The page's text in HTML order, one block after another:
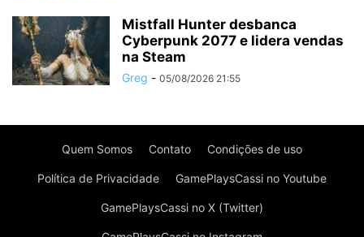
Mistfall Hunter desbanca
Cyberpunk 2077 e lidera vendas
na Steam
Greg - 05/08/2026 21:55
Quem Somos Contato Condições de uso
Política de Privacidade GamePlaysCassi no Youtube
GamePlaysCassi no X (Twitter)